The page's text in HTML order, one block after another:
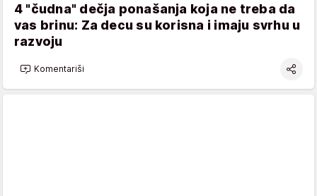
4 "čudna" dečja ponašanja koja ne treba da
vas brinu: Za decu su korisna i imaju svrhu u
razvoju
Komentariši